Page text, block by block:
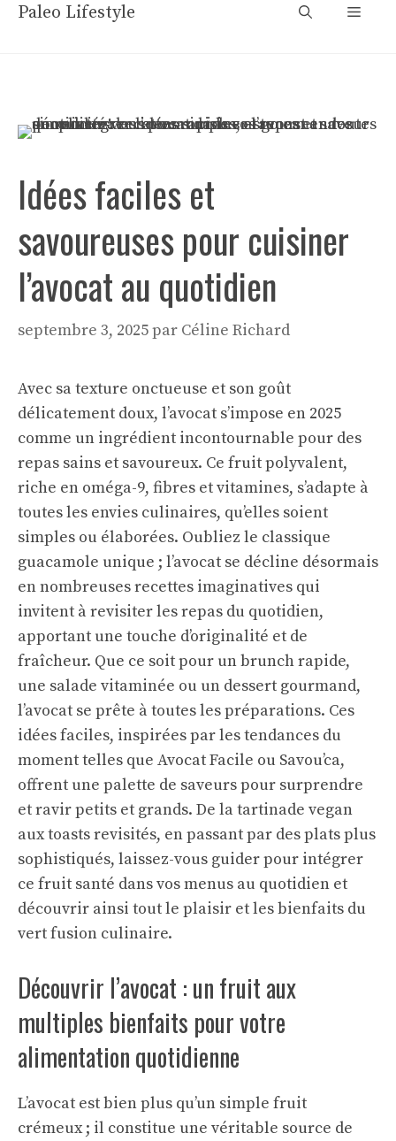
AllerPaleo Lifestyle Menu
Idées faciles et
savoureuses pour cuisiner
l’avocat au quotidien
septembre 3, 2025par Céline Richard
Avec sa texture onctueuse et son goût
délicatement doux, l’avocat s’impose en 2025
comme un ingrédient incontournable pour des
repas sains et savoureux. Ce fruit polyvalent,
riche en oméga-9, fibres et vitamines, s’adapte à
toutes les envies culinaires, qu’elles soient
simples ou élaborées. Oubliez le classique
guacamole unique ; l’avocat se décline désormais
en nombreuses recettes imaginatives qui
invitent à revisiter les repas du quotidien,
apportant une touche d’originalité et de
fraîcheur. Que ce soit pour un brunch rapide,
une salade vitaminée ou un dessert gourmand,
l’avocat se prête à toutes les préparations. Ces
idées faciles, inspirées par les tendances du
moment telles que Avocat Facile ou Savou’ca,
offrent une palette de saveurs pour surprendre
et ravir petits et grands. De la tartinade vegan
aux toasts revisités, en passant par des plats plus
sophistiqués, laissez-vous guider pour intégrer
ce fruit santé dans vos menus au quotidien et
découvrir ainsi tout le plaisir et les bienfaits du
vert fusion culinaire.
Découvrir l’avocat : un fruit aux
multiples bienfaits pour votre
alimentation quotidienne
L’avocat est bien plus qu’un simple fruit
crémeux ; il constitue une véritable source de